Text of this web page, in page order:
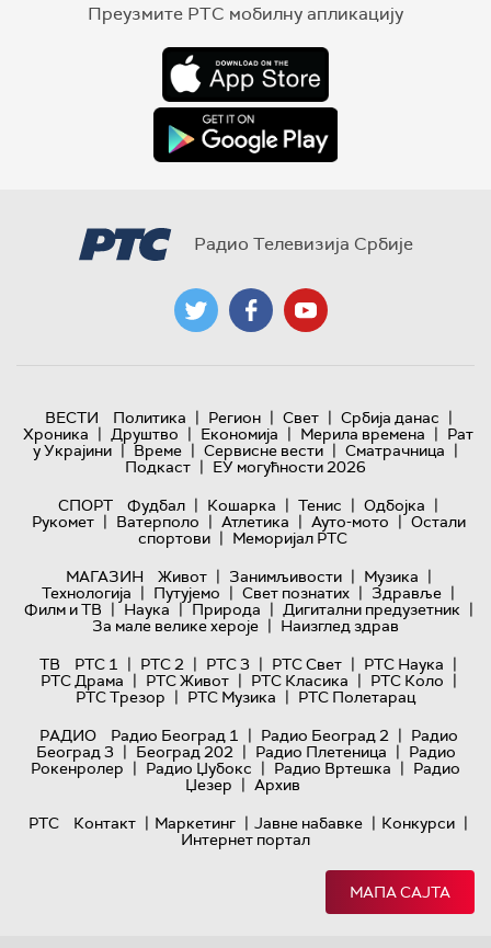
Преузмите РТС мобилну апликацију
Радио Телевизија Србије
ВЕСТИ Политика | Регион | Свет | Србија данас |
Хроника | Друштво | Економија | Мерила времена | Рат
у Украјини | Време | Сервисне вести | Сматрачница |
Подкаст | ЕУ могућности 2026
СПОРТ
Фудбал | Кошарка | Тенис | Одбојка |
Рукомет | Ватерполо | Атлетика | Ауто-мото | Остали
спортови | Меморијал РТС
МАГАЗИН
Живот | Занимљивости | Музика |
Технологијa | Путујемо | Свет познатих | Здравље |
Филм и ТВ | Наука | Природа | Дигитални предузетник |
За мале велике хероје | Наизглед здрав
ТВ
РТС 1 | РТС 2 | РТС 3 | РТС Свет | РТС Наука |
РТС Драма | РТС Живот | РТС Класика | РТС Коло |
РТС Трезор | РТС Музика | РТС Полетарац
РАДИО
Радио Београд 1 | Радио Београд 2 | Радио
Београд 3 | Београд 202 | Радио Плетеница | Радио
Рокенролер | Радио Џубокс | Радио Вртешка | Радио
Џезер | Архив
РТС
Контакт | Маркетинг | Јавне набавке | Конкурси |
Интернет портал
МАПА САЈТА